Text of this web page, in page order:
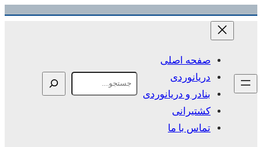
رفتن
صفحه اصلی
دریانوردی
بنادر و دریانوردی
کشتیرانی
تماس با ما